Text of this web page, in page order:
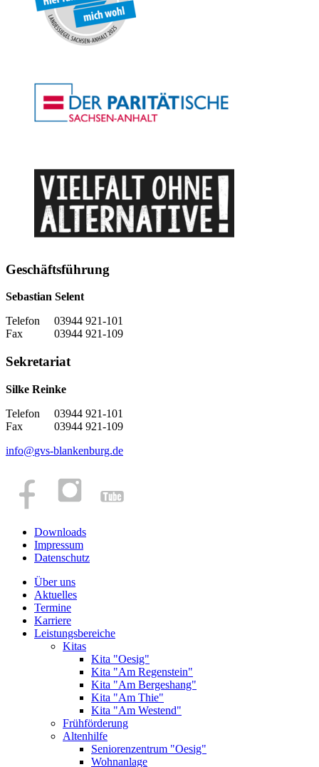
Geschäftsführung
Sebastian Selent
Telefon 03944 921-101
Fax 03944 921-109
Sekretariat
Silke Reinke
Telefon 03944 921-101
Fax 03944 921-109
info@gvs-blankenburg.de
Downloads
Impressum
Datenschutz
Über uns
Aktuelles
Termine
Karriere
Leistungsbereiche
Kitas
Kita "Oesig"
Kita "Am Regenstein"
Kita "Am Bergeshang"
Kita "Am Thie"
Kita "Am Westend"
Frühförderung
Altenhilfe
Seniorenzentrum "Oesig"
Wohnanlage